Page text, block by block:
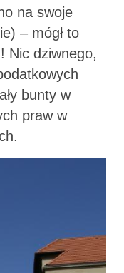
na swoje
– mógł to
Nic dziwnego,
bunty w
praw w